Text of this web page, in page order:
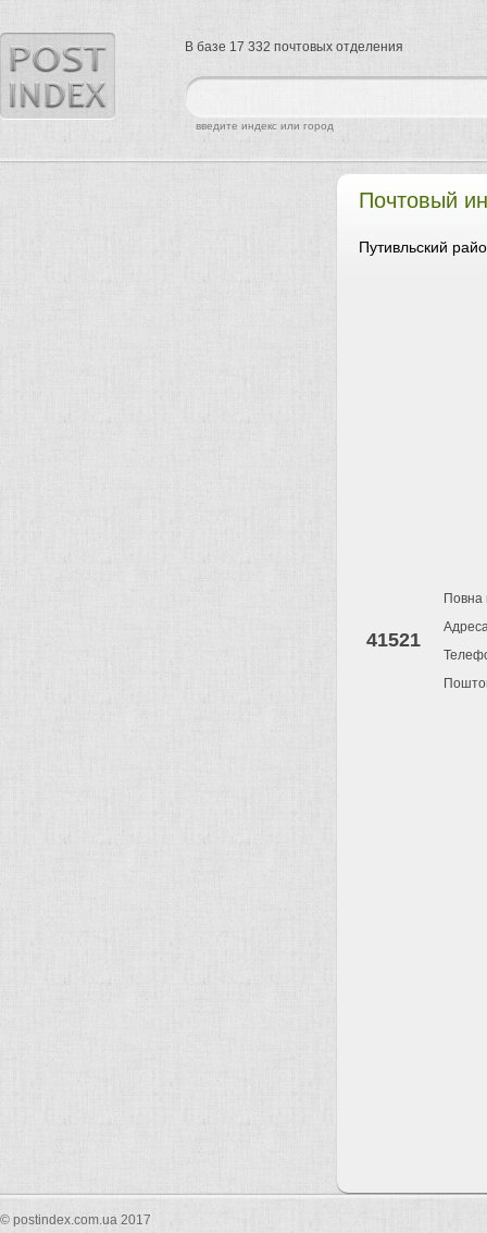
Почтовый
Путивльский
41521
Повна
найти
введите индекс или город
В базе 17 332 почтовых отделения
© postindex.com.ua 2017